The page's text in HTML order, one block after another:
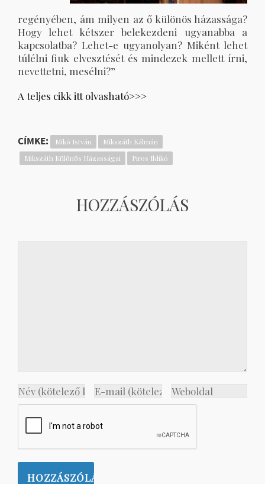
regényében, ám milyen az ő különös házassága?
Hogy lehet kétszer belekezdeni ugyanabba a
kapcsolatba? Lehet-e ugyanolyan? Miként lehet
túlélni fiuk elvesztését és mindezek mellett írni,
nevettetni, mesélni?”
A teljes cikk itt olvasható>>>
CÍMKE: Mikó István
Mikszáth Kálmán
Mikszáth Különös Házasságai
Piros Ildikó
HOZZÁSZÓLÁS